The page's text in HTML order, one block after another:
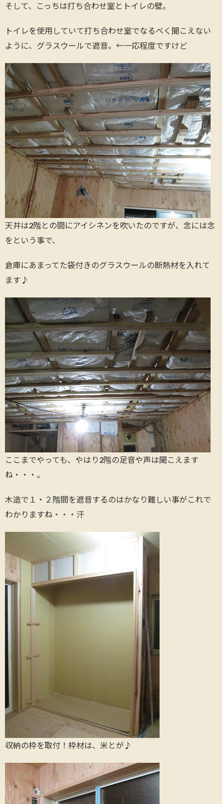
そして、こっちは打ち合わせ室とトイレの壁。
トイレを使用していて打ち合わせ室でなるべく聞こえない
ように、グラスウールで遮音。←一応程度ですけど
天井は2階との間にアイシネンを吹いたのですが、念には念
をという事で、
倉庫にあまってた袋付きのグラスウールの断熱材を入れて
ます♪
ここまでやっても、やはり2階の足音や声は聞こえます
ね・・・。
木造で１・２階間を遮音するのはかなり難しい事がこれで
わかりますね・・・汗
収納の枠を取付！枠材は、米とが♪